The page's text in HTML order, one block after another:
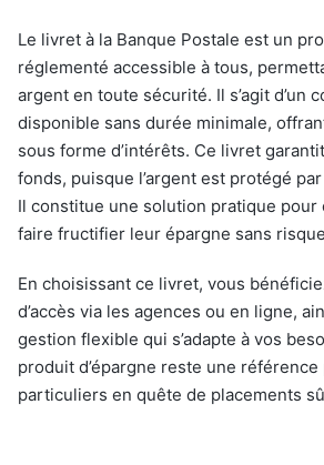
Le livret à la Banque Postale est un
réglementé accessible à tous,
argent en toute sécurité. Il s’agit d’un
disponible sans durée minimale,
sous forme d’intérêts. Ce livret
fonds, puisque l’argent est protégé par
Il constitue une solution pratique pour
faire fructifier leur épargne sans
En choisissant ce livret, vous
d’accès via les agences ou en ligne,
gestion flexible qui s’adapte à vos
produit d’épargne reste une référence
particuliers en quête de placements